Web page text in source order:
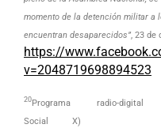
momento de la detención militar a
encuentran desaparecidos”, 23 de
https://
v=2048719698894523
20Programa radio-
Social X)